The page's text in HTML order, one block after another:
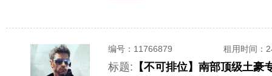
编号： 11766879 租用时间 ：
标题: 【不可排位】南部顶级土